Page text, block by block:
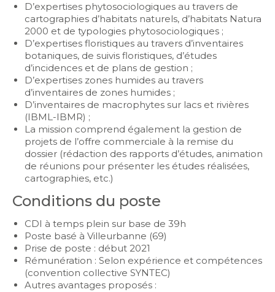
D’expertises phytosociologiques au travers de
cartographies d’habitats naturels, d’habitats Natura
2000 et de typologies phytosociologiques ;
D’expertises floristiques au travers d’inventaires
botaniques, de suivis floristiques, d’études
d’incidences et de plans de gestion ;
D’expertises zones humides au travers
d’inventaires de zones humides ;
D’inventaires de macrophytes sur lacs et rivières
(IBML-IBMR) ;
La mission comprend également la gestion de
projets de l’offre commerciale à la remise du
dossier (rédaction des rapports d’études, animation
de réunions pour présenter les études réalisées,
cartographies, etc.)
Conditions du poste
CDI à temps plein sur base de 39h
Poste basé à Villeurbanne (69)
Prise de poste : début 2021
Rémunération : Selon expérience et compétences
(convention collective SYNTEC)
Autres avantages proposés :